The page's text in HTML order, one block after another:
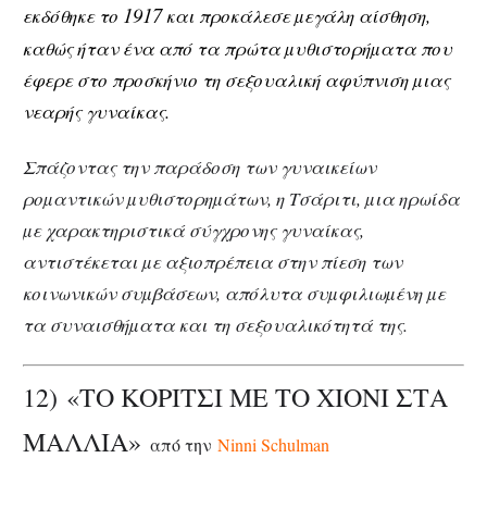
εκδόθηκε το 1917και προκάλεσε µεγάλη αίσθηση,
καθώς ήταν ένα από τα πρώτα µυθιστορήµατα που
έφερε στο προσκήνιο τη σεξουαλική αφύπνιση µιας
νεαρής γυναίκας.
Σπάζοντας την παράδοση των γυναικείων
ροµαντικών µυθιστορηµάτων, η Τσάριτι, µια ηρωίδα
µε χαρακτηριστικά σύγχρονης γυναίκας,
αντιστέκεται µε αξιοπρέπεια στην πίεση των
κοινωνικών συµβάσεων, απόλυτα συµφιλιωµένη µε
τα συναισθήµατα και τη σεξουαλικότητά της.
12) «ΤΟ ΚΟΡΙΤΣΙ ΜΕ ΤΟ ΧΙΟΝΙ ΣΤΑ
ΜΑΛΛΙΑ» από την Ninni Schulman